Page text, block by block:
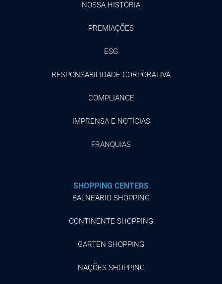
NOSSA HISTÓRIA
PREMIAÇÕES
ESG
RESPONSABILIDADE CORPORATIVA
COMPLIANCE
IMPRENSA E NOTÍCIAS
FRANQUIAS
SHOPPING CENTERS
BALNEÁRIO SHOPPING
CONTINENTE SHOPPING
GARTEN SHOPPING
NAÇÕES SHOPPING